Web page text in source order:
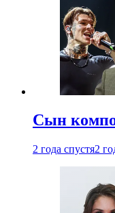
Сын
2 года спустя2